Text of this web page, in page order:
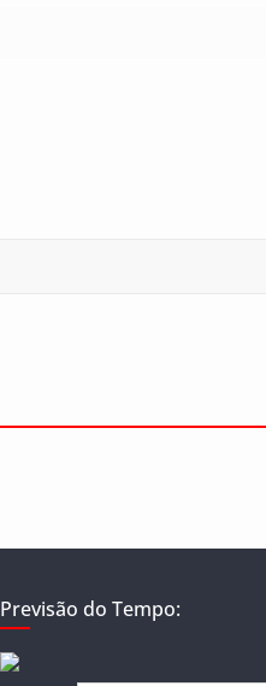
Previsão do Tempo: